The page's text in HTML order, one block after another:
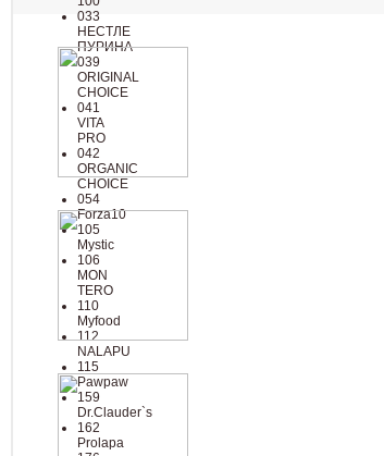
033
НЕСТЛЕ
ПУРИНА
039
ORIGINAL
CHOICE
041
VITA
PRO
042
ORGANIC
CHOICE
054
Forza10
105
Mystic
106
MON
TERO
110
Myfood
112
NALAPU
115
Pawpaw
159
Dr.Clauder`s
162
Prolapa